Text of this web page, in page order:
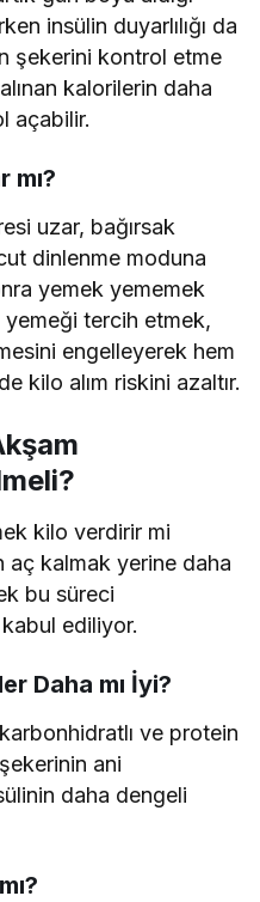
insülin duyarlılığı da
şekerini kontrol etme
kalorilerin daha
açabilir.
mı?
uzar, bağırsak
dinlenme moduna
yemek yememek
tercih etmek,
engelleyerek hem
kilo alım riskini azaltır.
kilo verdirir mi
aç kalmak yerine daha
bu süreci
ediliyor.
Daha mı İyi?
ve protein
ani
daha dengeli